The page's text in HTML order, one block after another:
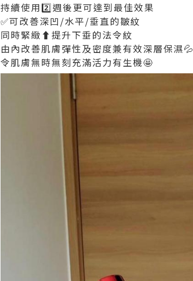
持續使用2️⃣週後更可達到最佳效果
✅可改善深凹/水平/垂直的皺紋
同時緊緻⬆️提升下垂的法令紋
由內改善肌膚彈性及密度兼有效深層保濕💦
令肌膚無時無刻充滿活力有生機🤩